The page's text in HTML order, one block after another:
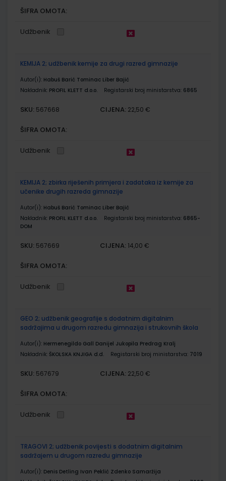
ŠIFRA OMOTA:
Udžbenik
KEMIJA 2; udžbenik kemije za drugi razred gimnazije
Autor(i): Habuš Barić Tominac Liber Bajić
Nakladnik: PROFIL KLETT d.o.o. Registarski broj ministarstva: 6865
SKU: 567668 CIJENA: 22,50 €
ŠIFRA OMOTA:
Udžbenik
KEMIJA 2; zbirka riješenih primjera i zadataka iz kemije za
učenike drugih razreda gimnazije
Autor(i): Habuš Barić Tominac Liber Bajić
Nakladnik: PROFIL KLETT d.o.o. Registarski broj ministarstva: 6865-
DOM
SKU: 567669 CIJENA: 14,00 €
ŠIFRA OMOTA:
Udžbenik
GEO 2; udžbenik geografije s dodatnim digitalnim
sadržajima u drugom razredu gimnazija i strukovnih škola
Autor(i): Hermenegildo Gall Danijel Jukopila Predrag Kralj
Nakladnik: ŠKOLSKA KNJIGA d.d. Registarski broj ministarstva: 7019
SKU: 567679 CIJENA: 22,50 €
ŠIFRA OMOTA:
Udžbenik
TRAGOVI 2; udžbenik povijesti s dodatnim digitalnim
sadržajem u drugom razredu gimnazije
Autor(i): Denis Detling Ivan Peklić Zdenko Samaržija